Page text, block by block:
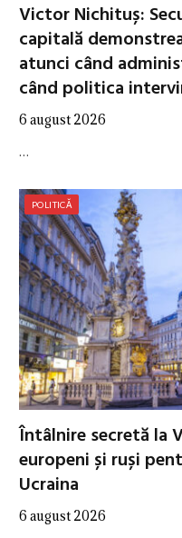
Victor Nichituș:
capitală
atunci când
când politica
6 august 2026
…
POLITICĂ
Întâlnire secretă la
europeni și ruși
Ucraina
6 august 2026